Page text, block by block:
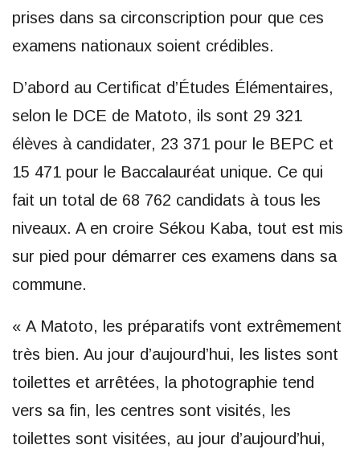
prises dans sa circonscription pour que ces
examens nationaux soient crédibles.
D’abord au Certificat d’Études Élémentaires,
selon le DCE de Matoto, ils sont 29 321
élèves à candidater, 23 371 pour le BEPC et
15 471 pour le Baccalauréat unique. Ce qui
fait un total de 68 762 candidats à tous les
niveaux. A en croire Sékou Kaba, tout est mis
sur pied pour démarrer ces examens dans sa
commune.
« A Matoto, les préparatifs vont extrêmement
très bien. Au jour d’aujourd’hui, les listes sont
toilettes et arrêtées, la photographie tend
vers sa fin, les centres sont visités, les
toilettes sont visitées, au jour d’aujourd’hui,